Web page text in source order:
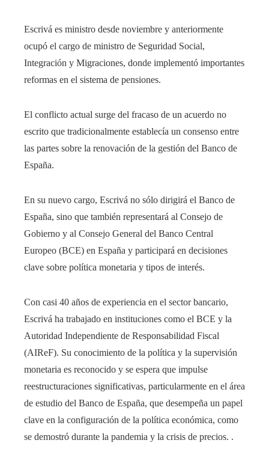
Escrivá es ministro desde noviembre y anteriormente
ocupó el cargo de ministro de Seguridad Social,
Integración y Migraciones, donde implementó importantes
reformas en el sistema de pensiones.
El conflicto actual surge del fracaso de un acuerdo no
escrito que tradicionalmente establecía un consenso entre
las partes sobre la renovación de la gestión del Banco de
España.
En su nuevo cargo, Escrivá no sólo dirigirá el Banco de
España, sino que también representará al Consejo de
Gobierno y al Consejo General del Banco Central
Europeo (BCE) en España y participará en decisiones
clave sobre política monetaria y tipos de interés.
Con casi 40 años de experiencia en el sector bancario,
Escrivá ha trabajado en instituciones como el BCE y la
Autoridad Independiente de Responsabilidad Fiscal
(AIReF). Su conocimiento de la política y la supervisión
monetaria es reconocido y se espera que impulse
reestructuraciones significativas, particularmente en el área
de estudio del Banco de España, que desempeña un papel
clave en la configuración de la política económica, como
se demostró durante la pandemia y la crisis de precios. .